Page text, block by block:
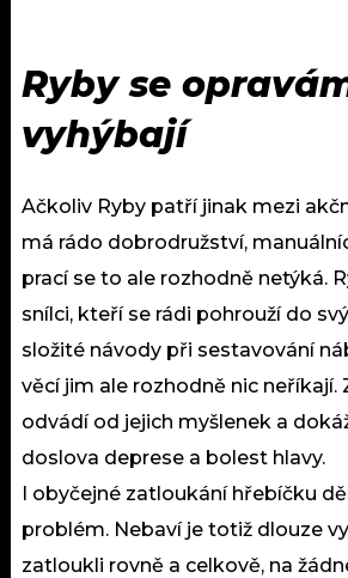
Ryby se
vyhýbají
Ačkoliv Ryby patří jinak mezi
má rádo dobrodružství,
prací se to ale rozhodně netýká.
snílci, kteří se rádi pohrouží do
složité návody při sestavování
věcí jim ale rozhodně nic neříkají.
odvádí od jejich myšlenek a
doslova deprese a bolest hlavy.
I obyčejné zatloukání hřebíčku
problém. Nebaví je totiž dlouze
zatloukli rovně a celkově, na